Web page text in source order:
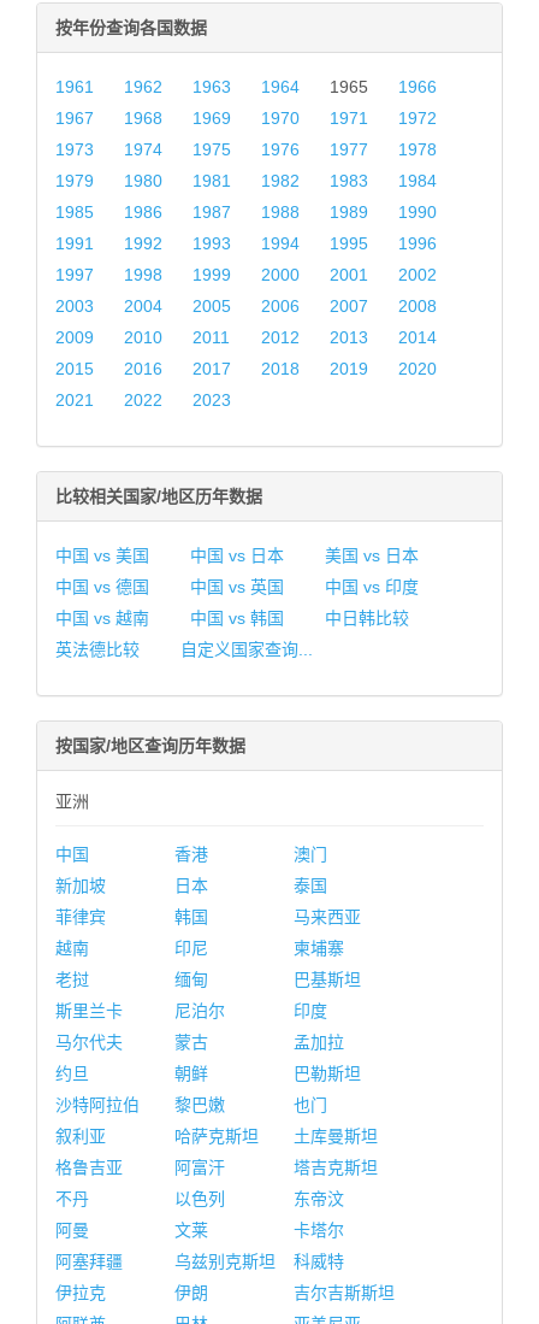
按年份查询各国数据
1961 1962 1963 1964 1965
1966
1967
1968 1969 1970 1971
1972
1973
1974 1975 1976 1977
1978
1979
1980 1981 1982 1983
1984
1985
1986 1987 1988 1989
1990
1991
1992 1993 1994 1995
1996
1997
1998 1999 2000 2001
2002
2003
2004 2005 2006 2007
2008
2009
2010 2011 2012 2013
2014
2015
2016 2017 2018 2019
2020
2021
2022 2023
比较相关国家/地区历年数据
中国 vs 美国 中国 vs 日本
美国 vs 日本
中国 vs 德国
中国 vs 英国
中国 vs 印度
中国 vs 越南
中国 vs 韩国
中日韩比较
英法德比较
自定义国家查询...
按国家/地区查询历年数据
亚洲
中国 香港
澳门
新加坡
日本
泰国
菲律宾
韩国
马来西亚
越南
印尼
柬埔寨
老挝
缅甸
巴基斯坦
斯里兰卡
尼泊尔
印度
马尔代夫
蒙古
孟加拉
约旦
朝鲜
巴勒斯坦
沙特阿拉伯
黎巴嫩
也门
叙利亚
哈萨克斯坦
土库曼斯坦
格鲁吉亚
阿富汗
塔吉克斯坦
不丹
以色列
东帝汶
阿曼
文莱
卡塔尔
阿塞拜疆
乌兹别克斯坦
科威特
伊拉克
伊朗
吉尔吉斯斯坦